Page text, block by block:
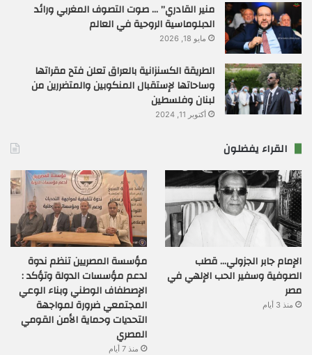
منير القادري” … صوت التصوف المغربي ورائد
الدبلوماسية الروحية في العالم
مايو 18, 2026
الطريقة الكسنزانية بالعراق تعلن فتح مقراتها
وساحاتها لإستقبال المنكوبين والمتضررين من
لبنان وفلسطين
أكتوبر 11, 2024
القراء يفضلون
الإمام جابر الجزولي… قطب
الصوفية وسفير الحب الإلهي في
مصر
منذ 3 أيام
مؤسسة المصريين تنظم ندوة
لدعم مؤسسات الدولة وتؤكد :
الإصطفاف الوطني وبناء الوعي
المجتمعي ضرورة لمواجهة
التحديات وحماية الأمن القومي
المصري
منذ 7 أيام